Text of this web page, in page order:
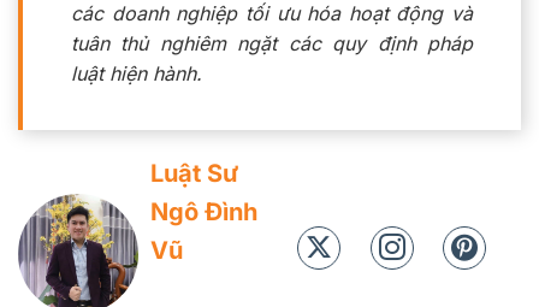
các doanh nghiệp tối ưu hóa hoạt động và
tuân thủ nghiêm ngặt các quy định pháp
luật hiện hành.
Luật Sư
Ngô Đình
Vũ